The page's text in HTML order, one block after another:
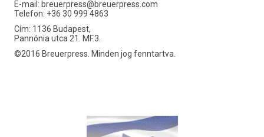
E-mail: breuerpress@breuerpress.com
Telefon: +36 30 999 4863
Cím: 1136 Budapest,
Pannónia utca 21. MF.3.
©2016 Breuerpress. Minden jog fenntartva.